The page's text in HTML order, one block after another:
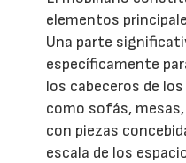
elementos
Una parte
específicamente
los cabeceros de
como sofás,
con piezas
escala de los